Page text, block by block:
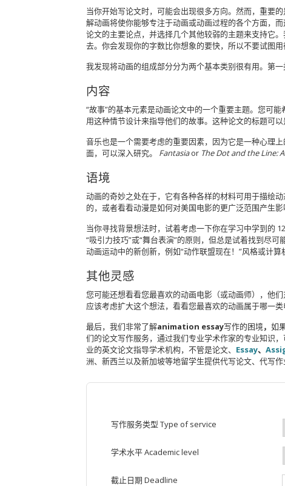
当你开始写论文时，可能会出现很多方向。然而，重要
解动画将使你能够专注于动画或动画过程的各个方面，
论文的主要论点，并选择几个其他较弱的主题来支持它
去。你会发现你的字数比你想象的要快，所以不要试图
我发现将动画的组成部分分为两个基本类别很有用。第
内容
“故事”的基本元素是动画论文中的一个重要主题。您可
用这种情节设计来指导他们的故事。这种论文的标题可
音乐也是一个需要考虑的重要因素，因为它是一种心理
面，可以深入研究。 Fantasiaor The Dot and the Line:
语境
动画的奇妙之处在于，它有各种各样的材料可用于描绘
的，或者看看动漫是如何对美国电影的更广泛范围产生影
当你寻找背景想法时，试着考虑一下你在学习中学到的
“吸引力技巧”或“舞台表演”的原则，但总是试着找到尽
动画运动中的新创新，例如“动作联盟现在！”风格或计算
其他灵感
您可能还想看看您最喜欢的动画电影（或动画师），他
应该考虑扩大这个想法，看看您最喜欢的动画属于哪一
最后，我们非常了解animation essay写作的困境， 如
们的论文写作服务，通过我们专业学术作家的专业知识
业的英文论文指导学术机构，不管是论文、 Essay、
洲、新西兰以及新加坡等地留学生提供代写论文、代写作
写作服务类型 Type of service
学术水平 Academic level
截止日期 Deadline